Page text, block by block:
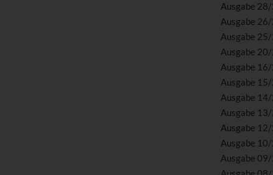
Ausgabe
Ausgabe
Ausgabe
Ausgabe
Ausgabe
Ausgabe
Ausgabe
Ausgabe
Ausgabe
Ausgabe
Ausgabe